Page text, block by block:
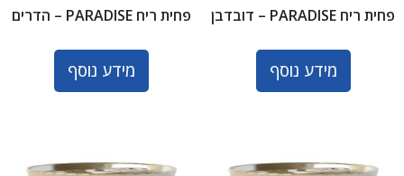
פחית ריח PARADISE – דובדבן
מידע נוסף
פחית ריח PARADISE – הדרים
מידע נוסף